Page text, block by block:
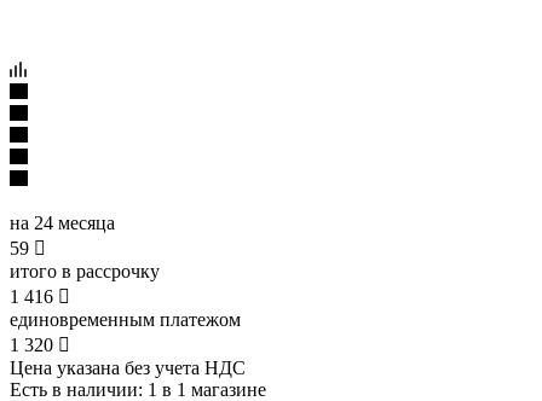
на 24 месяца
59 
итого в рассрочку
1 416 
единовременным платежом
1 320 
Цена указана без учета НДС
Есть в наличии: 1 в 1 магазине